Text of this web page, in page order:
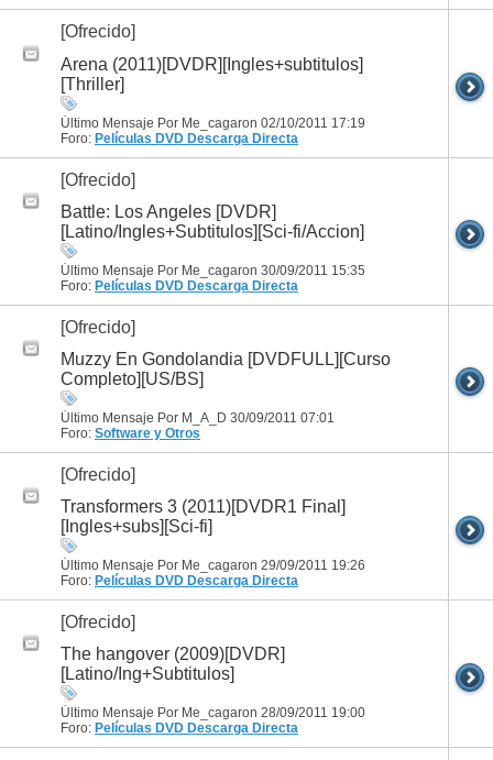
[Ofrecido]
Arena (2011)[DVDR][Ingles+subtitulos]
[Thriller]
Último Mensaje Por Me_cagaron 02/10/2011 17:19
Foro: Películas DVD Descarga Directa
[Ofrecido]
Battle: Los Angeles [DVDR]
[Latino/Ingles+Subtitulos][Sci-fi/Accion]
Último Mensaje Por Me_cagaron 30/09/2011 15:35
Foro: Películas DVD Descarga Directa
[Ofrecido]
Muzzy En Gondolandia [DVDFULL][Curso
Completo][US/BS]
Último Mensaje Por M_A_D 30/09/2011 07:01
Foro: Software y Otros
[Ofrecido]
Transformers 3 (2011)[DVDR1 Final]
[Ingles+subs][Sci-fi]
Último Mensaje Por Me_cagaron 29/09/2011 19:26
Foro: Películas DVD Descarga Directa
[Ofrecido]
The hangover (2009)[DVDR]
[Latino/Ing+Subtitulos]
Último Mensaje Por Me_cagaron 28/09/2011 19:00
Foro: Películas DVD Descarga Directa